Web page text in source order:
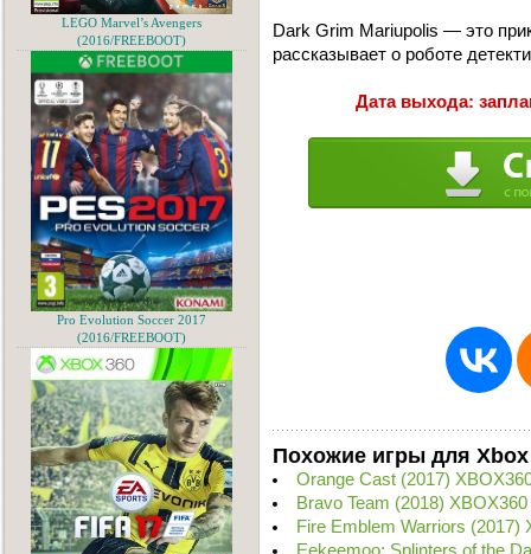
Dark Grim Mariupolis — это
рассказывает о роботе
Дата выхода:
Похожие игры для Xbox
Orange Cast (2017)
Bravo Team (2018) XBOX360
Fire Emblem Warriors (2017)
LEGO Marvel’s Avengers
(2016/FREEBOOT)
Pro Evolution Soccer 2017
(2016/FREEBOOT)